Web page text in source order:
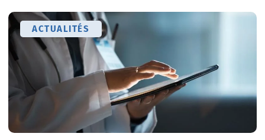
ACTUALITÉS